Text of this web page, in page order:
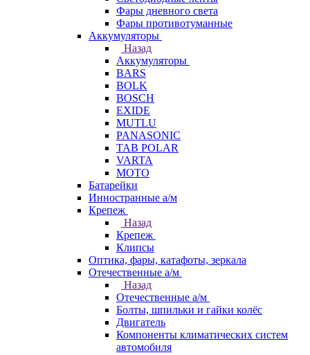
Фары дневного света
Фары противотуманные
Аккумуляторы
Назад
Аккумуляторы
BARS
BOLK
BOSCH
EXIDE
MUTLU
PANASONIC
TAB POLAR
VARTA
МОТО
Батарейки
Инностранные а/м
Крепеж
Назад
Крепеж
Клипсы
Оптика, фары, катафоты, зеркала
Отечественные а/м
Назад
Отечественные а/м
Болты, шпильки и гайки колёс
Двигатель
Компоненты климатических систем
автомобиля